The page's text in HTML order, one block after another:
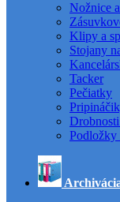
Nožnice
Klipy a
Stojany
Tacker
Pečiatky
Podložky